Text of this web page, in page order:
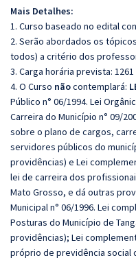
Mais Detalhes:
1. Curso baseado no edital
2. Serão abordados os
todos) a critério dos
3. Carga horária prevista:
4. O Curso nãocontemplará:
Público n° 06/1994. Lei
Carreira do Município n° 09/
sobre o plano de cargos,
servidores públicos do
providências) e Lei
lei de carreira dos
Mato Grosso, e dá outras
Municipal n° 06/1996. Lei
Posturas do Município de
providências); Lei
próprio de previdência social